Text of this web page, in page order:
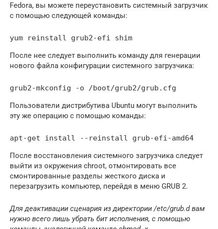
Fedora, вы можете переустановить системный загрузчик
с помощью следующей команды:
После нее следует выполнить команду для генерации
нового файла конфигурации системного загрузчика:
Пользователи дистрибутива Ubuntu могут выполнить
эту же операцию с помощью команды:
После восстановления системного загрузчика следует
выйти из окружения chroot, отмонтировать все
смонтированные разделы жесткого диска и
перезагрузить компьютер, перейдя в меню GRUB 2.
Для деактивации сценария из директории /etc/grub.d вам
нужно всего лишь убрать бит исполнения, с помощью